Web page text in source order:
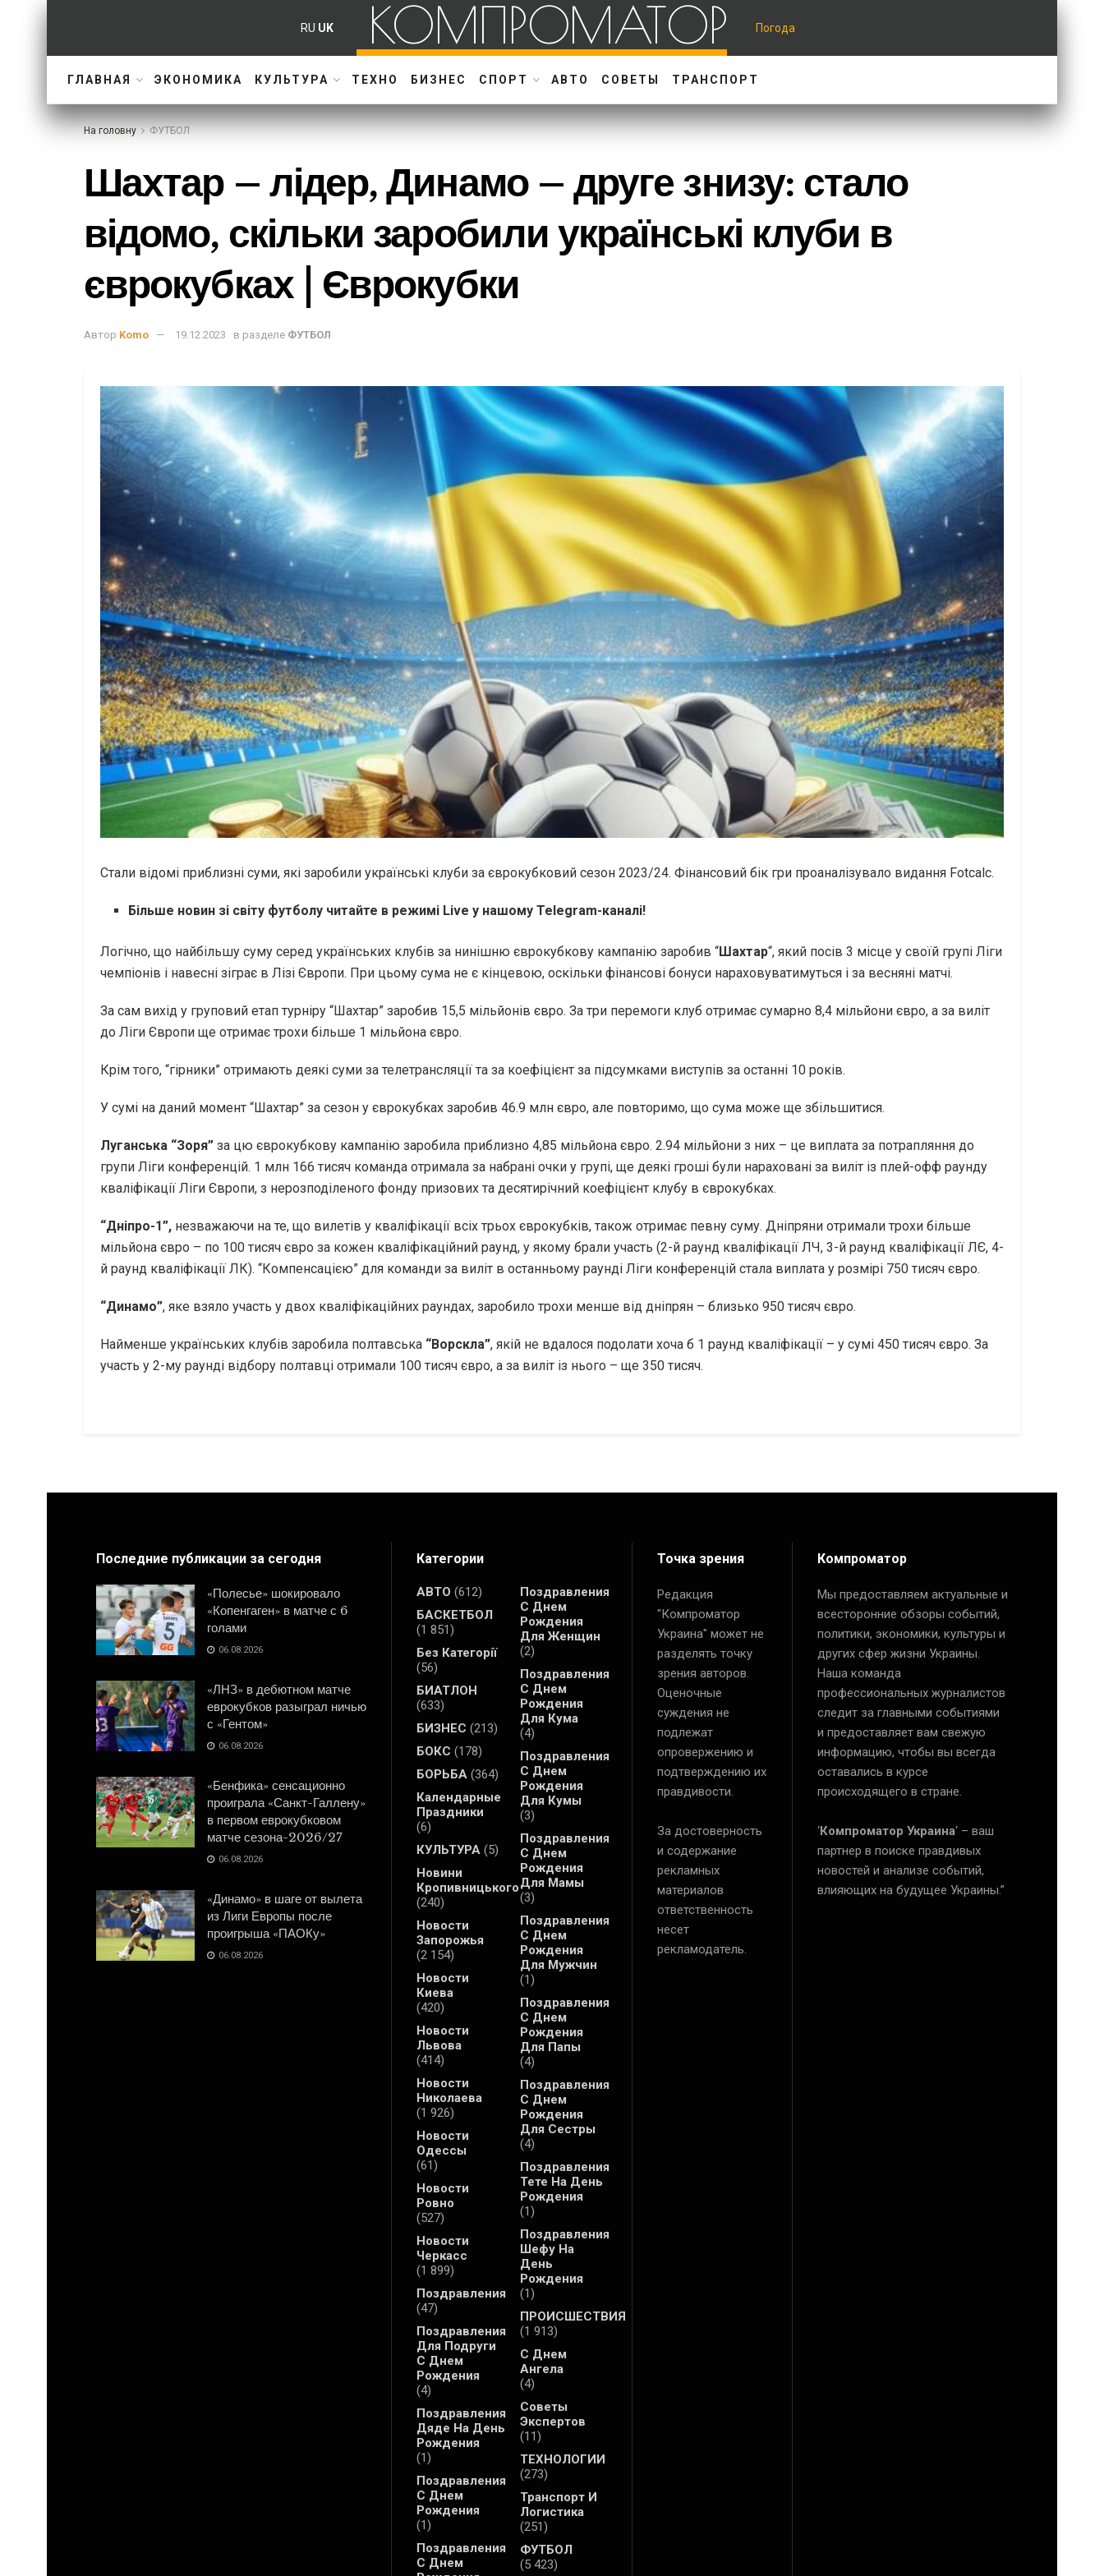
RU UK КОМПРОМАТОР Погода
ГЛАВНАЯ ЭКОНОМИКА КУЛЬТУРА ТЕХНО БИЗНЕС СПОРТ АВТО СОВЕТЫ ТРАНСПОРТ
На головну ФУТБОЛ
Шахтар – лідер, Динамо – друге знизу: стало
відомо, скільки заробили українські клуби в
єврокубках | Єврокубки
Автор Komo 19.12.2023 в разделе ФУТБОЛ
Стали відомі приблизні суми, які заробили українські клуби за єврокубковий сезон 2023/24. Фінансовий бік гри проаналізувало видання Fotcalc.
Більше новин зі світу футболу читайте в режимі Live у нашому Telegram-каналі!
Логічно, що найбільшу суму серед українських клубів за нинішню єврокубкову кампанію заробив “Шахтар“, який посів 3 місце у своїй групі Ліги
чемпіонів і навесні зіграє в Лізі Європи. При цьому сума не є кінцевою, оскільки фінансові бонуси нараховуватимуться і за весняні матчі.
За сам вихід у груповий етап турніру “Шахтар” заробив 15,5 мільйонів євро. За три перемоги клуб отримає сумарно 8,4 мільйони євро, а за виліт
до Ліги Європи ще отримає трохи більше 1 мільйона євро.
Крім того, “гірники” отримають деякі суми за телетрансляції та за коефіцієнт за підсумками виступів за останні 10 років.
У сумі на даний момент “Шахтар” за сезон у єврокубках заробив 46.9 млн євро, але повторимо, що сума може ще збільшитися.
Луганська “Зоря” за цю єврокубкову кампанію заробила приблизно 4,85 мільйона євро. 2.94 мільйони з них – це виплата за потрапляння до
групи Ліги конференцій. 1 млн 166 тисяч команда отримала за набрані очки у групі, ще деякі гроші були нараховані за виліт із плей-офф раунду
кваліфікації Ліги Європи, з нерозподіленого фонду призових та десятирічний коефіцієнт клубу в єврокубках.
“Дніпро-1”, незважаючи на те, що вилетів у кваліфікації всіх трьох єврокубків, також отримає певну суму. Дніпряни отримали трохи більше
мільйона євро – по 100 тисяч євро за кожен кваліфікаційний раунд, у якому брали участь (2-й раунд кваліфікації ЛЧ, 3-й раунд кваліфікації ЛЄ, 4-
й раунд кваліфікації ЛК). “Компенсацією” для команди за виліт в останньому раунді Ліги конференцій стала виплата у розмірі 750 тисяч євро.
“Динамо”, яке взяло участь у двох кваліфікаційних раундах, заробило трохи менше від дніпрян – близько 950 тисяч євро.
Найменше українських клубів заробила полтавська “Ворскла”, якій не вдалося подолати хоча б 1 раунд кваліфікації – у сумі 450 тисяч євро. За
участь у 2-му раунді відбору полтавці отримали 100 тисяч євро, а за виліт із нього – ще 350 тисяч.
Последние публикации за сегодня
«Полесье» шокировало
«Копенгаген» в матче с 6
голами
06.08.2026
«ЛНЗ» в дебютном матче
еврокубков разыграл ничью
с «Гентом»
06.08.2026
«Бенфика» сенсационно
проиграла «Санкт-Галлену»
в первом еврокубковом
матче сезона-2026/27
06.08.2026
«Динамо» в шаге от вылета
из Лиги Европы после
проигрыша «ПАОКу»
06.08.2026
Категории
АВТО (612)
БАСКЕТБОЛ
(1 851)
Без Категорії
(56)
БИАТЛОН
(633)
БИЗНЕС (213)
БОКС (178)
БОРЬБА (364)
Календарные
Праздники
(6)
КУЛЬТУРА (5)
Новини
Кропивницького
(240)
Новости
Запорожья
(2 154)
Новости
Киева
(420)
Новости
Львова
(414)
Новости
Николаева
(1 926)
Новости
Одессы
(61)
Новости
Ровно
(527)
Новости
Черкасс
(1 899)
Поздравления
(47)
Поздравления
Для Подруги
С Днем
Рождения
(4)
Поздравления
Дяде На День
Рождения
(1)
Поздравления
С Днем
Рождения
(1)
Поздравления
С Днем
Поздравления
С Днем
Рождения
Для Женщин
(2)
Поздравления
С Днем
Рождения
Для Кума
(4)
Поздравления
С Днем
Рождения
Для Кумы
(3)
Поздравления
С Днем
Рождения
Для Мамы
(3)
Поздравления
С Днем
Рождения
Для Мужчин
(1)
Поздравления
С Днем
Рождения
Для Папы
(4)
Поздравления
С Днем
Рождения
Для Сестры
(4)
Поздравления
Тете На День
Рождения
(1)
Поздравления
Шефу На
День
Рождения
(1)
ПРОИСШЕСТВИЯ
(1 913)
С Днем
Ангела
(4)
Советы
Экспертов
(11)
ТЕХНОЛОГИИ
(273)
Транспорт И
Логистика
(251)
ФУТБОЛ
(5 423)
Точка зрения
Редакция
"Компроматор
Украина" может не
разделять точку
зрения авторов.
Оценочные
суждения не
подлежат
опровержению и
подтверждению их
правдивости.
За достоверность
и содержание
рекламных
материалов
ответственность
несет
рекламодатель.
Компроматор
Мы предоставляем актуальные и
всесторонние обзоры событий,
политики, экономики, культуры и
других сфер жизни Украины.
Наша команда
профессиональных журналистов
следит за главными событиями
и предоставляет вам свежую
информацию, чтобы вы всегда
оставались в курсе
происходящего в стране.
‘Компроматор Украина‘ – ваш
партнер в поиске правдивых
новостей и анализе событий,
влияющих на будущее Украины.”